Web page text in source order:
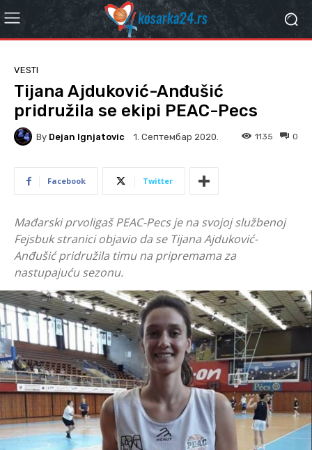
VESTI
Tijana Ajduković-Anđušić
pridružila se ekipi PEAC-Pecs
By Dejan Ignjatovic 1. Септембар 2020. 0
1135
Facebook Twitter
Mađarski prvoligaš PEAC-Pecs je na svojoj službenoj
Fejsbuk stranici objavio da se Tijana Ajduković-
Anđušić pridružila timu na pripremama za
nastupajuću sezonu.